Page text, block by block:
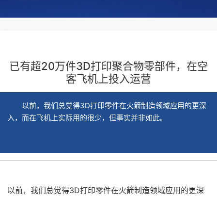
已有超20万件3D打印聚合物零部件，在空
客飞机上投入运营
以前，我们总觉得3D打印零件在火箭制造领域应用的更深
入，而在飞机上实际用的很少，但事实并非如此。
以前，我们总觉得3D打印零件在火箭制造领域应用的更深